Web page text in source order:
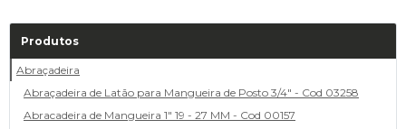
Produtos
Abraçadeira
Abraçadeira de Latão para Mangueira de Posto 3/4" - Cod 03258
Abracadeira de Mangueira 1" 19 - 27 MM - Cod 00157